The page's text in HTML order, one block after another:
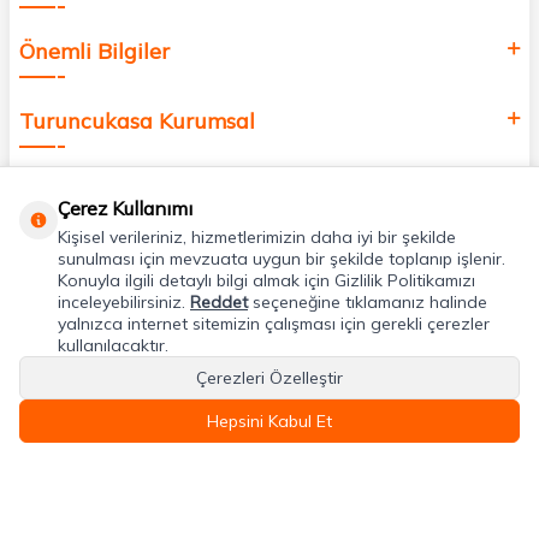
Önemli Bilgiler
Turuncukasa Kurumsal
Uygulamalarımız
Adres & İletişim
Çerez Kullanımı
Kişisel verileriniz, hizmetlerimizin daha iyi bir şekilde
sunulması için mevzuata uygun bir şekilde toplanıp işlenir.
Konuyla ilgili detaylı bilgi almak için Gizlilik Politikamızı
inceleyebilirsiniz. Reddetseçeneğine tıklamanız halinde
yalnızca internet sitemizin çalışması için gerekli çerezler
kullanılacaktır.
Çerezleri Özelleştir
Hepsini Kabul Et